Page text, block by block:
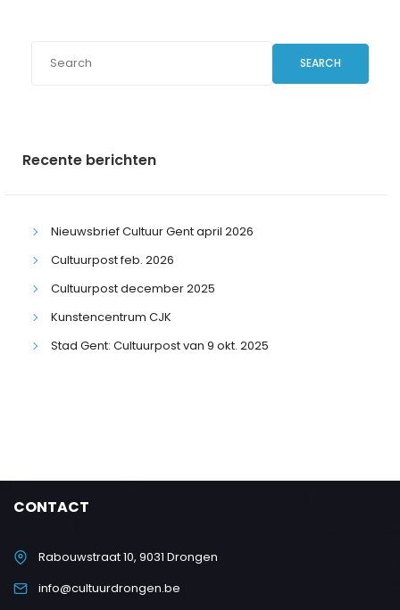
SEARCH
Recente berichten
Nieuwsbrief Cultuur Gent april 2026
Cultuurpost feb. 2026
Cultuurpost december 2025
Kunstencentrum CJK
Stad Gent: Cultuurpost van 9 okt. 2025
CONTACT
Rabouwstraat 10, 9031 Drongen
info@cultuurdrongen.be